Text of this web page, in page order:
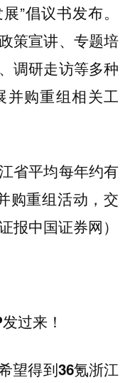
”倡议书发布。
策宣讲、专题培
调研走访等多种
并购重组相关工
省平均每年约有
购重组活动，交
报中国证券网）
过来！
望得到36氪浙江